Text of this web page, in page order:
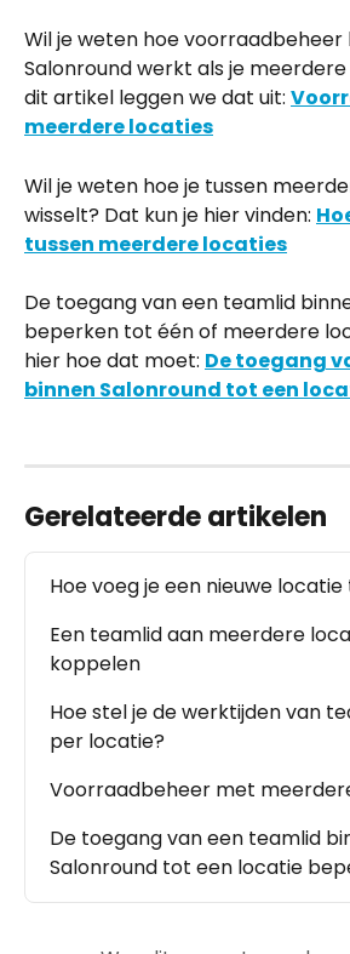
Wil je weten hoe voorraadbeheer
Salonround werkt als je
dit artikel leggen we dat uit:
meerdere locaties
Wil je weten hoe je tussen
wisselt? Dat kun je hier vinden:
tussen meerdere locaties
De toegang van een teamlid
beperken tot één of meerdere
hier hoe dat moet: De toegang
binnen Salonround tot een
Gerelateerde artikelen
Hoe voeg je een nieuwe locatie
Een teamlid aan meerdere
koppelen
Hoe stel je de werktijden van
per locatie?
Voorraadbeheer met
De toegang van een teamlid
Salonround tot een locatie